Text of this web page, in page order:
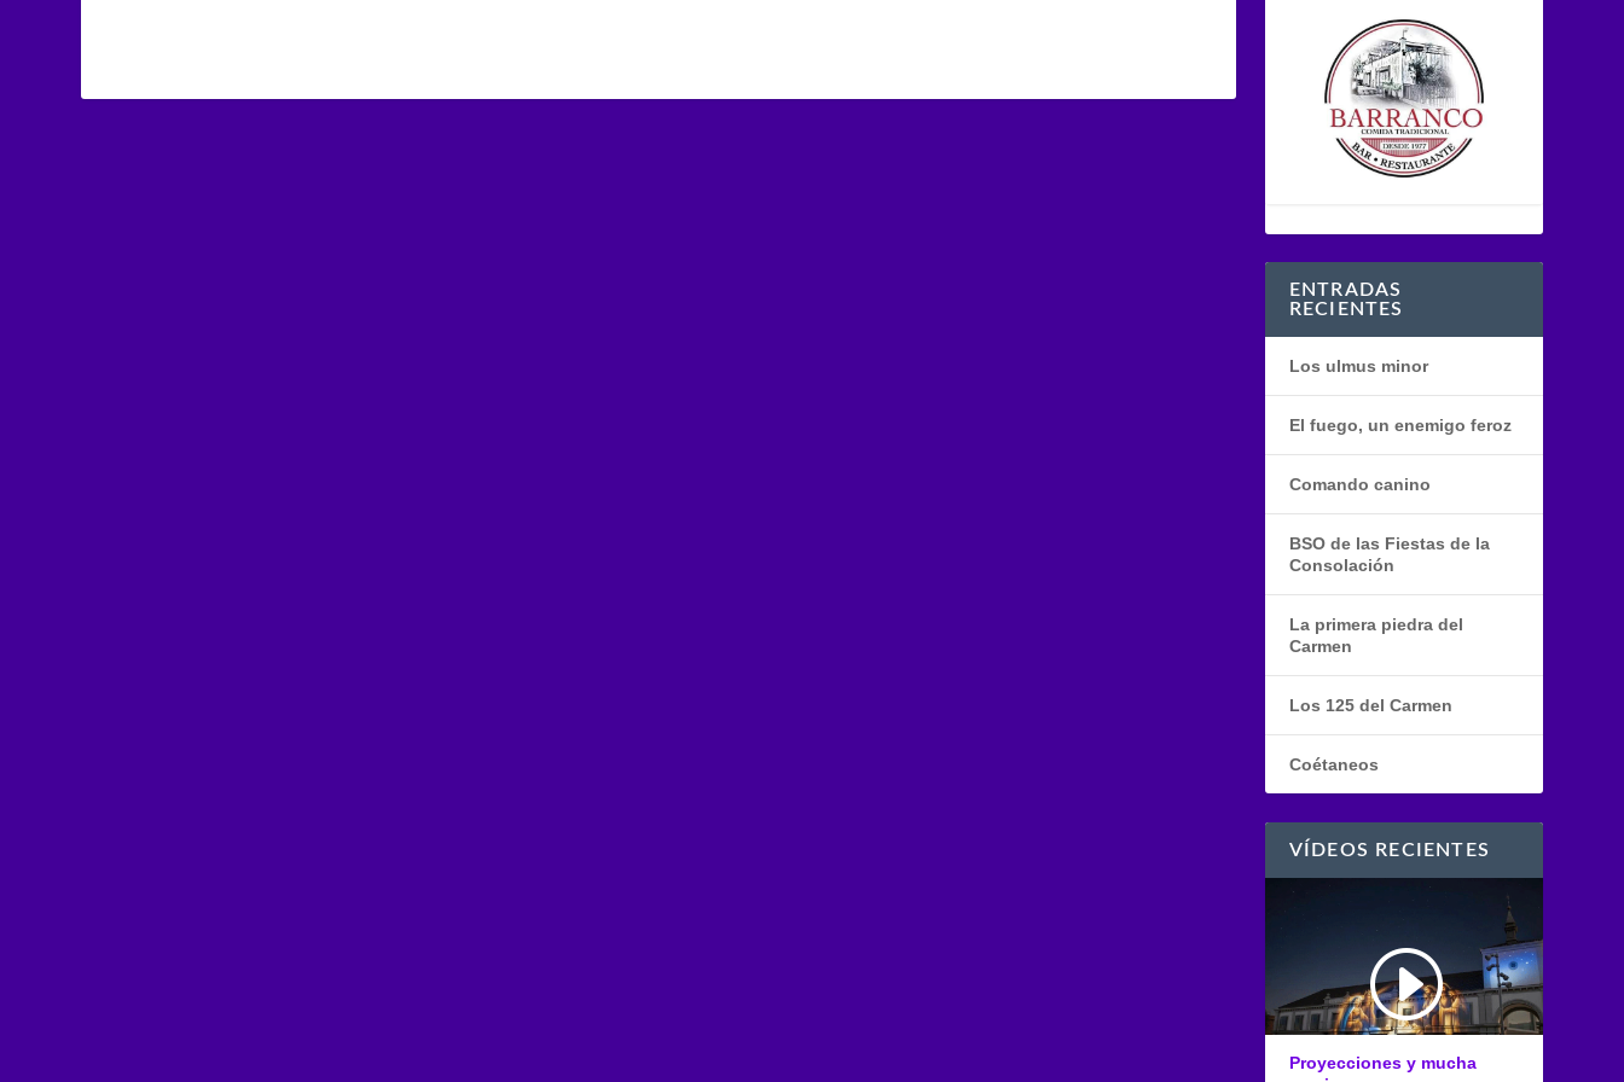
ENTRADAS
RECIENTES
Los ulmus minor
El fuego, un enemigo feroz
Comando canino
BSO de las Fiestas de la
Consolación
La primera piedra del
Carmen
Los 125 del Carmen
Coétaneos
VÍDEOS RECIENTES
Proyecciones y mucha